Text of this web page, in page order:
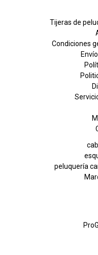
Tijeras de
Condiciones
peluquería